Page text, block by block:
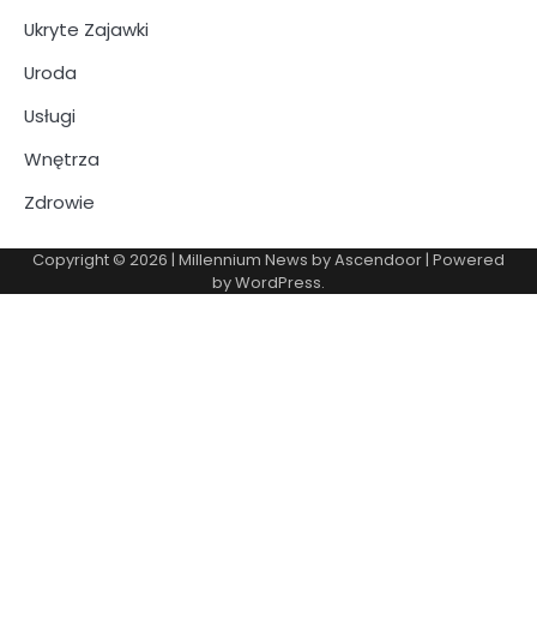
Ukryte Zajawki
Uroda
Usługi
Wnętrza
Zdrowie
Copyright © 2026 | Millennium News byAscendoor| Powered
byWordPress.